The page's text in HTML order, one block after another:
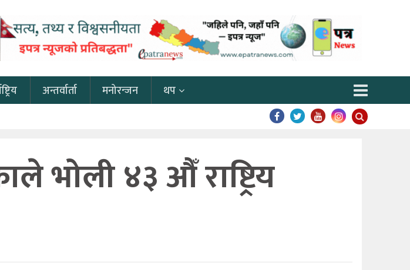
अन्तर्वार्ता मनोरन्जन थप
भोली ४३ औँ राष्ट्रिय